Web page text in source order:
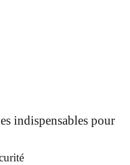
indispensables pour